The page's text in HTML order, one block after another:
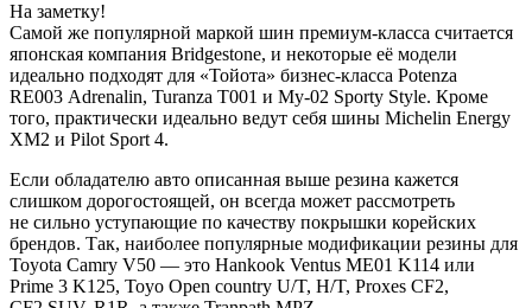
На заметку!
Самой же популярной маркой шин премиум-класса считается
японская компания Bridgestone, и некоторые её модели
идеально подходят для «Тойота» бизнес-класса Potenza
RE003 Adrenalin, Turanza T001 и My-02 Sporty Style. Кроме
того, практически идеально ведут себя шины Michelin Energy
XM2 и Pilot Sport 4.
Если обладателю авто описанная выше резина кажется
слишком дорогостоящей, он всегда может рассмотреть
не сильно уступающие по качеству покрышки корейских
брендов. Так, наиболее популярные модификации резины для
Toyota Camry V50 — это Hankook Ventus ME01 K114 или
Prime 3 K125, Toyo Open country U/T, H/T, Proxes CF2,